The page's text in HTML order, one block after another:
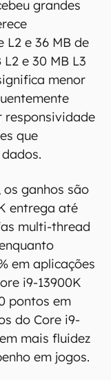
grandes
L2 e 36 MB de
e 30 MB L3
menor
responsividade
que
os ganhos são
entrega até
multi-thread
em aplicações
i9-13900K
pontos em
do Core i9-
mais fluidez
em jogos.